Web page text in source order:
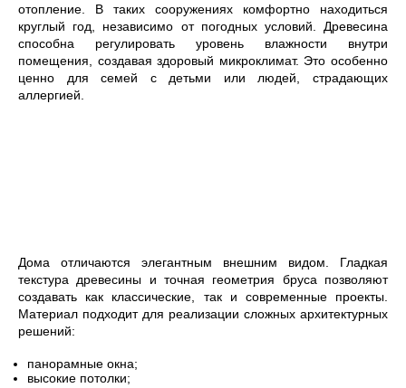
отопление. В таких сооружениях комфортно находиться
круглый год, независимо от погодных условий. Древесина
способна регулировать уровень влажности внутри
помещения, создавая здоровый микроклимат. Это особенно
ценно для семей с детьми или людей, страдающих
аллергией.
Дома отличаются элегантным внешним видом. Гладкая
текстура древесины и точная геометрия бруса позволяют
создавать как классические, так и современные проекты.
Материал подходит для реализации сложных архитектурных
решений:
панорамные окна;
высокие потолки;